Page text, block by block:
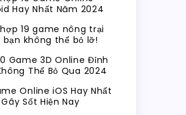
Hay Nhất Năm 2024
19 game nông trại
bạn không thể bỏ lỡ!
Game 3D Online Đỉnh
Thể Bỏ Qua 2024
Online iOS Hay Nhất
Sốt Hiện Nay